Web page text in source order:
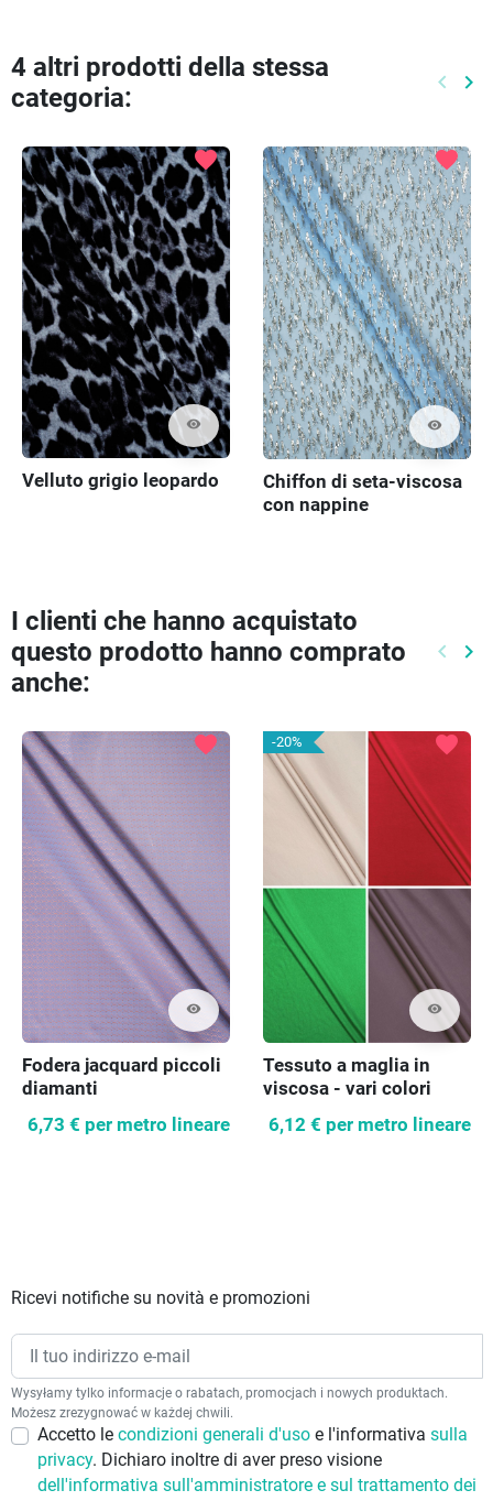
4 altri prodotti della stessa
categoria:
keyboard_arrow_left keyboard_arrow_right
visibility
favorite
Velluto grigio leopardo
visibility
favorite
Chiffon di seta-viscosa
con nappine
I clienti che hanno acquistato
questo prodotto hanno comprato
anche:
keyboard_arrow_left keyboard_arrow_right
visibility
favorite
Fodera jacquard piccoli
diamanti
6,73 € per metro lineare
-20%
visibility
favorite
Tessuto a maglia in
viscosa - vari colori
6,12 € per metro lineare
Ricevi notifiche su novità e promozioni
Wysyłamy tylko informacje o rabatach, promocjach i nowych produktach.
Możesz zrezygnować w każdej chwili.
Accetto le condizioni generali d'uso e l'informativa sulla
privacy. Dichiaro inoltre di aver preso visione
dell'informativa sull'amministratore e sul trattamento dei